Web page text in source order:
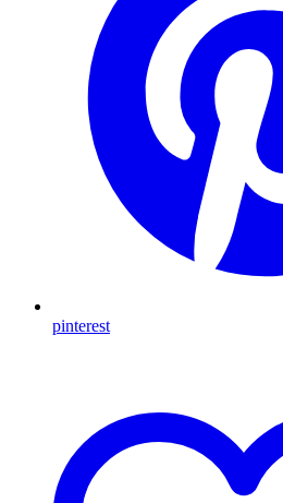
pinterest